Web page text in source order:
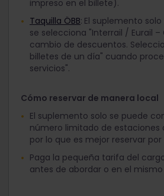
impreso en el billete).
Taquilla ÖBB: El suplemento
se selecciona "Interrail / Eurail –
cambio de descuentos.
billetes de un día" cuando
servicios".
Cómo reservar de manera local
El suplemento solo se puede
número limitado de estaciones
por lo que es mejor reservar
Paga la pequeña tarifa del
antes de abordar o en el